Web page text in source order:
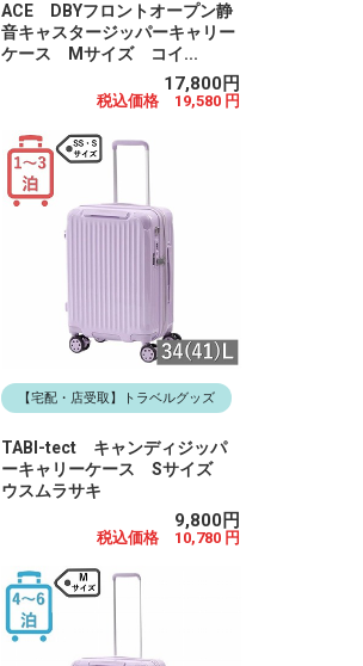
ACE DBYフロントオープン静
音キャスタージッパーキャリー
ケース Mサイズ コイ...
17,800円
税込価格 19,580 円
【宅配・店受取】トラベルグッズ
TABI-tect キャンディジッパ
ーキャリーケース Sサイズ
ウスムラサキ
9,800円
税込価格 10,780 円